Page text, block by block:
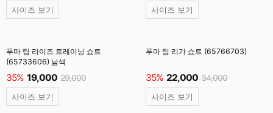
사이즈 보기 사이즈 보기
푸마 팀 라이즈 트레이닝 쇼트
(65733606) 남색
35% 19,000 29,000
사이즈 보기
푸마 팀 리가 쇼트 (65766703)
35% 22,000 34,000
사이즈 보기